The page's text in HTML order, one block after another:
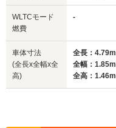
WLTCモード
燃費
-
車体寸法
(全長x全幅x全
高)
全長：4.79m
全幅：1.85m
全高：1.46m